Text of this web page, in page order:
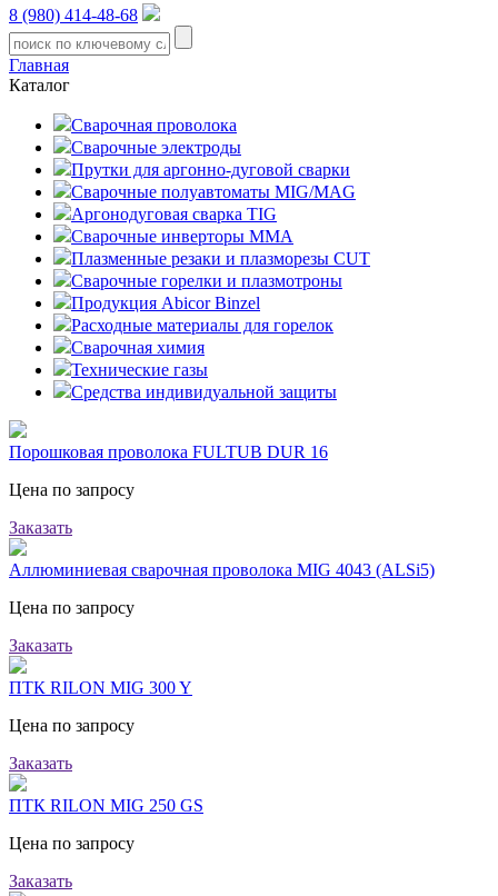
8 (980) 414-48-68
Главная
Каталог
Сварочная проволока
Сварочные электроды
Прутки для аргонно-дуговой сварки
Сварочные полуавтоматы MIG/MAG
Аргонодуговая сварка TIG
Сварочные инверторы MMA
Плазменные резаки и плазморезы CUT
Сварочные горелки и плазмотроны
Продукция Abicor Binzel
Расходные материалы для горелок
Сварочная химия
Технические газы
Средства индивидуальной защиты
Порошковая проволока FULTUB DUR 16
Цена по запросу
Заказать
Аллюминиевая сварочная проволока MIG 4043 (ALSi5)
Цена по запросу
Заказать
ПТК RILON MIG 300 Y
Цена по запросу
Заказать
ПТК RILON MIG 250 GS
Цена по запросу
Заказать